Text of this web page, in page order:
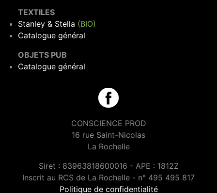
TEXTILES
Stanley & Stella (BIO)
Catalogue général
OBJETS PUB
Catalogue général
CONSCIENCE PROD
16 rue Saint-Nicolas
La Rochelle
Siret : 83963818600016 - APE : 1812Z
Inscrit au RCS de La Rochelle - n° 495 495 817
Politique de confidentialité